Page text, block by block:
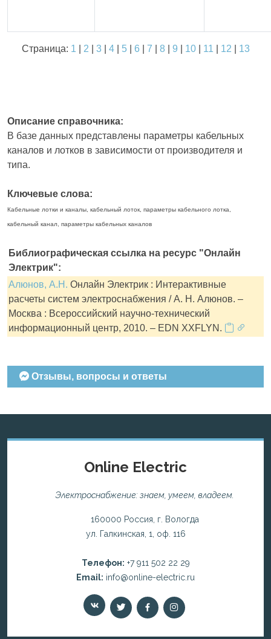
Страница: 1 2 3| 4| 5| 6 7 8| 9 10| 11 12 13
Описание справочника:
В базе данных представлены параметры кабельных
каналов и лотков в зависимости от производителя и
типа.
Ключевые слова:
Кабельные лотки и каналы, кабельный лоток, параметры кабельного лотка,
кабельный канал, параметры кабельных каналов
Библиографическая ссылка на ресурс "Онлайн
Электрик":
Алюнов, А.Н. Онлайн Электрик : Интерактивные
расчеты систем электроснабжения / А. Н. Алюнов. –
Москва : Всероссийский научно-технический
информационный центр, 2010. – EDN XXFLYN.
Отзывы, вопросы и ответы
Online Electric
Электроснабжение: знаем, умеем, владеем.
160000 Россия, г. Вологда
ул. Галкинская, 1, оф. 116
Телефон: +7 911 502 22 29
Email: info@online-electric.ru